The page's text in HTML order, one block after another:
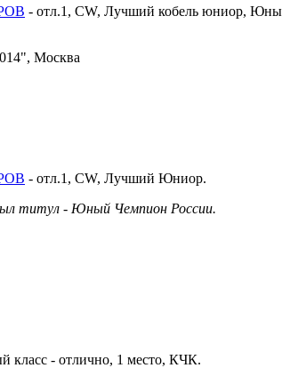
- отл.1, CW, Лучший кобель юниор,
Москва
- отл.1, CW, Лучший Юниор.
титул - Юный Чемпион России.
класс - отлично, 1 место, КЧК.